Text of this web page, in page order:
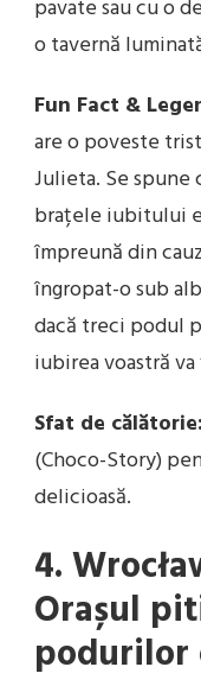
pavate sau cu o
o tavernă
Fun Fact &
are o poveste
Julieta. Se
brațele iubitului
împreună din
îngropat-o sub
dacă treci podul
iubirea voastră
Sfat de călătorie:
(Choco-Story)
delicioasă.
4.
Orașul
podurilor